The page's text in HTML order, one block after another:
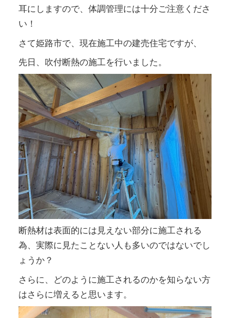
耳にしますので、体調管理には十分ご注意くださ
い！
さて姫路市で、現在施工中の建売住宅ですが、
先日、吹付断熱の施工を行いました。
断熱材は表面的には見えない部分に施工される
為、実際に見たことない人も多いのではないでし
ょうか？
さらに、どのように施工されるのかを知らない方
はさらに増えると思います。